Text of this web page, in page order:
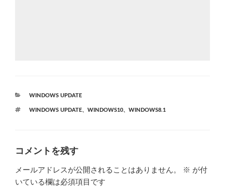
カ
ゴ
WINDOWS UPDATE
タ
WINDOWS UPDATE、 WINDOWS10、 WINDOWS8.1
コメントを残す
メールアドレスが公開されることはありません。 ※ が付
いている欄は必須項目です